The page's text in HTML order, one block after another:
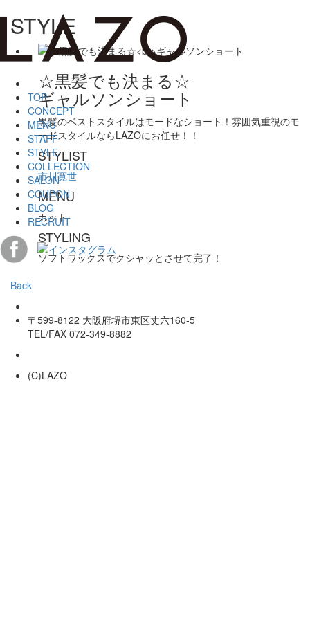
TOP
CONCEPT
MENU
STAFF
STYLE
COLLECTION
SALON
COUPON
BLOG
RECRUIT
STYLE
☆黒髪でも決まる☆
ギャルソンショート
黒髪のベストスタイルはモードなショート！雰囲気重視のモ
ードスタイルならLAZOにお任せ！！
STYLIST
市川寛世
MENU
カット
STYLING
ソフトワックスでクシャッとさせて完了！
Back
〒599-8122 大阪府堺市東区丈六160-5
TEL/FAX 072-349-8882
(C)LAZO